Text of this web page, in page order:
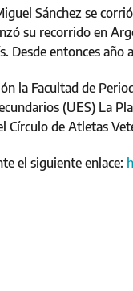
Sánchez se
su recorrido en
Desde entonces año
la Facultad de
(UES) La
Círculo de Atletas
el siguiente enlace: